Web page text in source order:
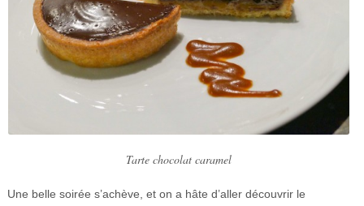
Tarte chocolat caramel
Une belle soirée s’achève, et on a hâte d’aller découvrir le